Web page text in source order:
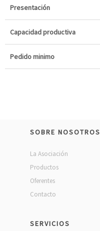
Presentación
Capacidad productiva
Pedido minimo
SOBRE NOSOTROS
La Asociación
Productos
Oferentes
Contacto
SERVICIOS